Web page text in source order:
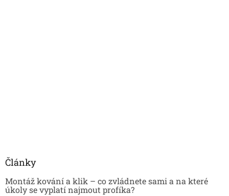
Články
Montáž kování a klik – co zvládnete sami a na které
úkoly se vyplatí najmout profíka?